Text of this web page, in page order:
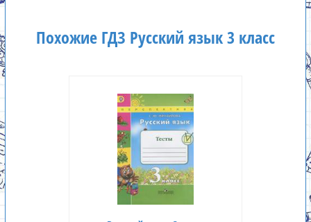
Похожие ГДЗ Русский язык 3 класс